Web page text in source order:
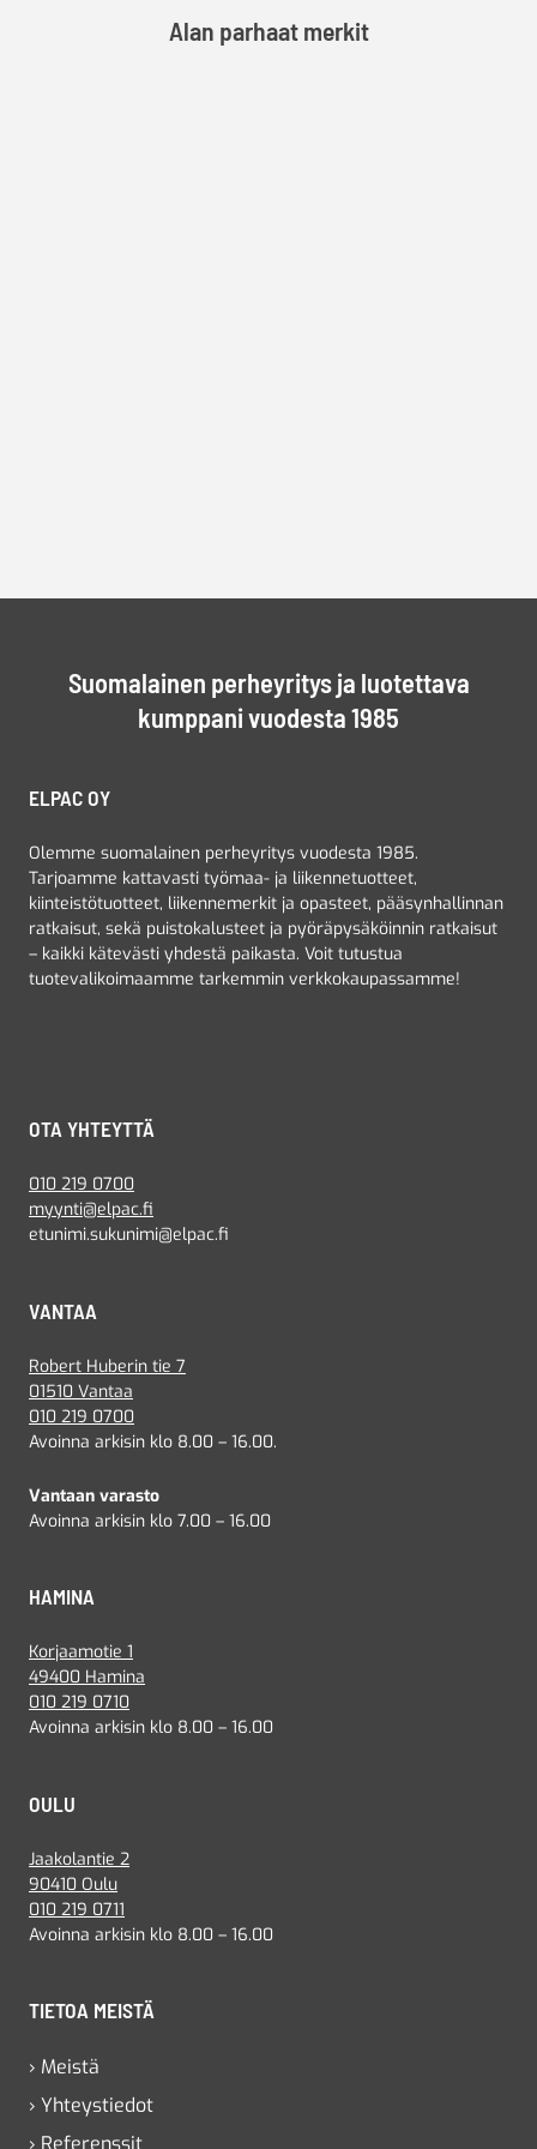
Alan parhaat merkit
Suomalainen perheyritys ja luotettava
kumppani vuodesta 1985
ELPAC OY
Olemme suomalainen perheyritys vuodesta 1985.
Tarjoamme kattavasti työmaa- ja liikennetuotteet,
kiinteistötuotteet, liikennemerkit ja opasteet, pääsynhallinnan
ratkaisut, sekä puistokalusteet ja pyöräpysäköinnin ratkaisut
– kaikki kätevästi yhdestä paikasta. Voit tutustua
tuotevalikoimaamme tarkemmin verkkokaupassamme!
OTA YHTEYTTÄ
010 219 0700
myynti@elpac.fi
etunimi.sukunimi@elpac.fi
VANTAA
Robert Huberin tie 7
01510 Vantaa
010 219 0700
Avoinna arkisin klo 8.00 – 16.00.
Vantaan varasto
Avoinna arkisin klo 7.00 – 16.00
HAMINA
Korjaamotie 1
49400 Hamina
010 219 0710
Avoinna arkisin klo 8.00 – 16.00
OULU
Jaakolantie 2
90410 Oulu
010 219 0711
Avoinna arkisin klo 8.00 – 16.00
TIETOA MEISTÄ
› Meistä
› Yhteystiedot